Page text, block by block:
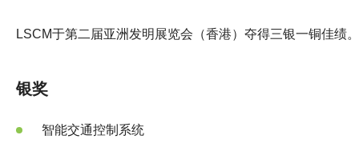
LSCM于第二届亚洲发明展览会（香港）夺得三银一铜佳绩。
银奖
智能交通控制系统